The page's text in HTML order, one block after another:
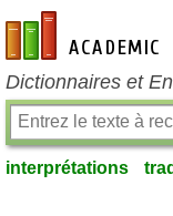
fr-academic.com
Dictionnaires et
interprétations